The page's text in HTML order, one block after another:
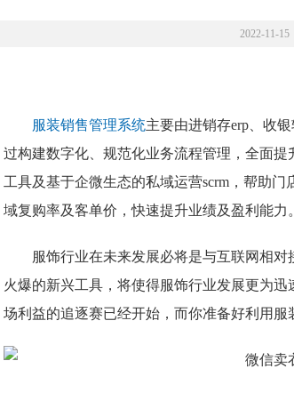
2022-11-
服装销售管理系统主要由进销存erp、收
过构建数字化、规范化业务流程管理，全面
工具及基于企微生态的私域运营scrm，帮助
域复购率及客单价，快速提升业绩及盈利能力。
服饰行业在未来发展必将是与互联网相
火爆的新兴工具，将使得服饰行业发展更为
场利益的追逐赛已经开始，而你准备好利用服